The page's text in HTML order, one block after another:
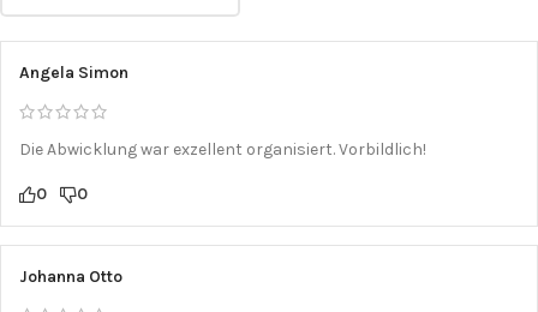
Angela Simon
Die Abwicklung war exzellent organisiert. Vorbildlich!
0 0
Johanna Otto